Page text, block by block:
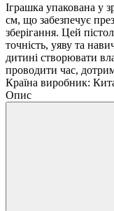
Іграшка упакована у
см, що забезпечує
зберігання. Цей
точність, уяву та
дитині створювати
проводити час,
Країна виробник:
Опис